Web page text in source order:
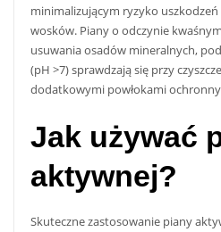
minimalizującym ryzyko
wosków. Piany o odczynie
usuwania osadów mineralnych,
(pH >7) sprawdzają się przy
dodatkowymi powłokami
Jak używać
aktywnej?
Skuteczne zastosowanie piany